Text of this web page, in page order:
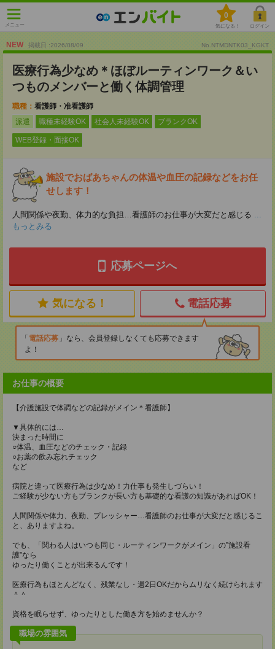
メニュー
0
気になる！ ログイン
NEW 掲載日 :2026/08/09 No.NTMDNTK03_KGKT
医療行為少なめ＊ほぼルーティンワーク＆い
つものメンバーと働く体調管理
職種： 看護師・准看護師
派遣
職種未経験OK 社会人未経験OK ブランクOK
WEB登録・面接OK
施設でおばあちゃんの体温や血圧の記録などをお任
せします！
人間関係や夜勤、体力的な負担…看護師のお仕事が大変だと感じる ...
もっとみる
応募ページへ
気になる！ 電話応募
電話応募
なら、会員登録しなくても応募できます
よ！
お仕事の概要
【介護施設で体調などの記録がメイン＊看護師】
▼具体的には…
決まった時間に
○体温、血圧などのチェック・記録
○お薬の飲み忘れチェック
など
病院と違って医療行為は少なめ！力仕事も発生しづらい！
ご経験が少ない方もブランクが長い方も基礎的な看護の知識があればOK！
人間関係や体力、夜勤、プレッシャー…看護師のお仕事が大変だと感じるこ
と、ありますよね。
でも、「関わる人はいつも同じ・ルーティンワークがメイン」の”施設看
護”なら
ゆったり働くことが出来るんです！
医療行為もほとんどなく、残業なし・週2日OKだからムリなく続けられます
＾＾
資格を眠らせず、ゆったりとした働き方を始めませんか？
職場の雰囲気